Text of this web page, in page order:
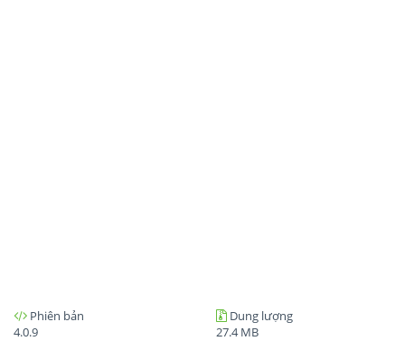
Phiên bản
4.0.9
Dung lượng
27.4 MB